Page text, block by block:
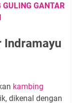
GULING GANTAR
Indramayu
kambing
dikenal dengan